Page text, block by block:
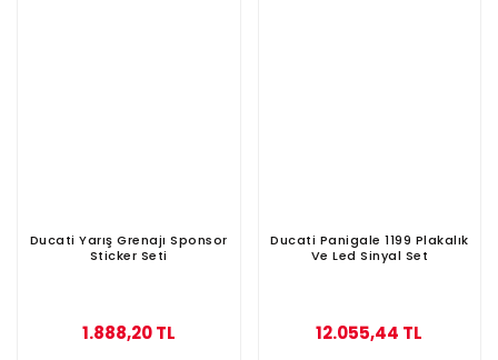
Ducati Yarış Grenajı Sponsor
Sticker Seti
1.888,20 TL
Ducati Panigale 1199 Plakalık
Ve Led Sinyal Set
12.055,44 TL